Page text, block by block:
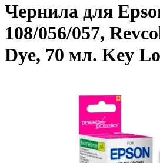
Чернила для
108/056/057,
Dye, 70 мл. Key